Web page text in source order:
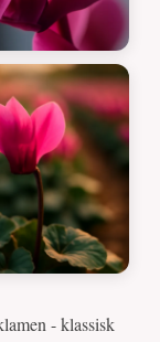
- klassisk